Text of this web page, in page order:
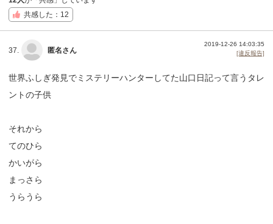
共感した：12
37. 匿名さん
2019-12-26 14:03:35
[違反報告]
世界ふしぎ発見でミステリーハンターしてた山口日記って言うタレ
ントの子供
それから
てのひら
かいがら
まっさら
うらうら